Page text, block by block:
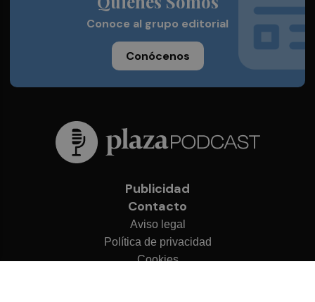
Conoce al grupo editorial
Conócenos
Publicidad
Contacto
Aviso legal
Política de privacidad
Cookies